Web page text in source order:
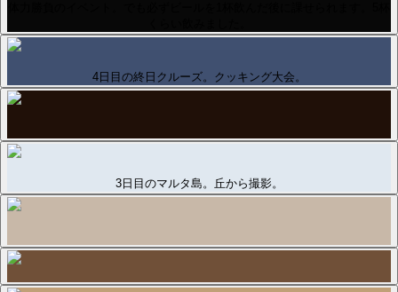
4日目の終日クルーズ。クッキング大会。
3日目のマルタ島。丘から撮影。